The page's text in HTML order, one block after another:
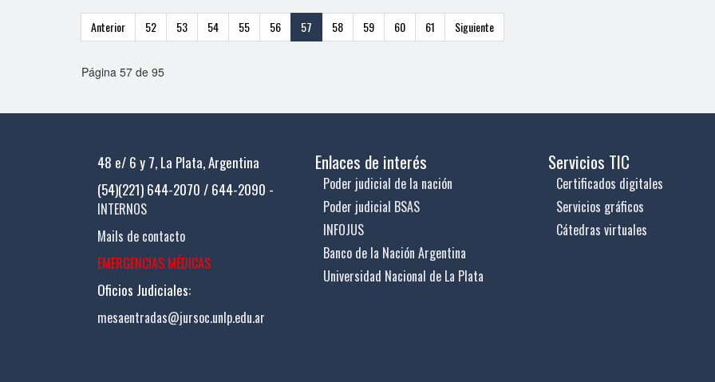
Anterior 52 53 54 55 56 57 58 59 60 61 Siguiente
Página 57 de 95
48 e/ 6 y 7, La Plata, Argentina
(54)(221) 644-2070 / 644-2090 -
INTERNOS
Mails de contacto
EMERGENCIAS MÉDICAS
Oficios Judiciales:
mesaentradas@jursoc.unlp.edu.ar
Enlaces de interés
Poder judicial de la nación
Poder judicial BSAS
INFOJUS
Banco de la Nación Argentina
Universidad Nacional de La Plata
Servicios TIC
Certificados digitales
Servicios gráficos
Cátedras virtuales